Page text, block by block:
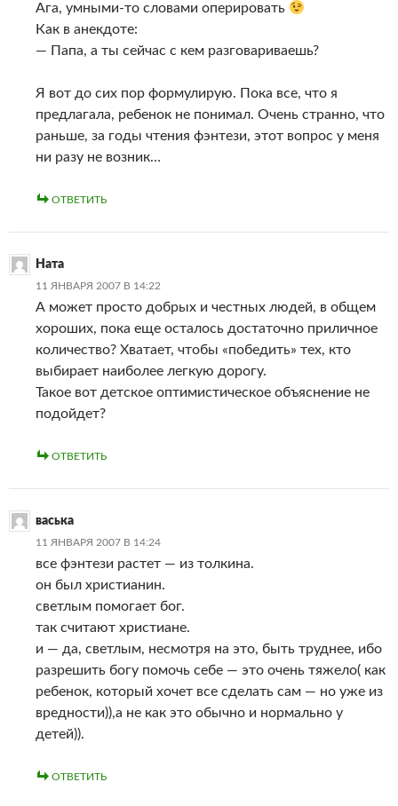
Ага, умными-то словами оперировать
Как в анекдоте:
— Папа, а ты сейчас с кем разговариваешь?
Я вот до сих пор формулирую. Пока все, что я
предлагала, ребенок не понимал. Очень странно, что
раньше, за годы чтения фэнтези, этот вопрос у меня
ни разу не возник…
ОТВЕТИТЬ
Ната
11 ЯНВАРЯ 2007 В 14:22
А может просто добрых и честных людей, в общем
хороших, пока еще осталось достаточно приличное
количество? Хватает, чтобы «победить» тех, кто
выбирает наиболее легкую дорогу.
Такое вот детское оптимистическое объяснение не
подойдет?
ОТВЕТИТЬ
васька
11 ЯНВАРЯ 2007 В 14:24
все фэнтези растет — из толкина.
он был христианин.
светлым помогает бог.
так считают христиане.
и — да, светлым, несмотря на это, быть труднее, ибо
разрешить богу помочь себе — это очень тяжело( как
ребенок, который хочет все сделать сам — но уже из
вредности)),а не как это обычно и нормально у
детей)).
ОТВЕТИТЬ